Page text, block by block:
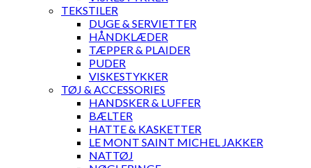
TEKSTILER
DUGE & SERVIETTER
HÅNDKLÆDER
TÆPPER & PLAIDER
PUDER
VISKESTYKKER
TØJ & ACCESSORIES
HANDSKER & LUFFER
BÆLTER
HATTE & KASKETTER
LE MONT SAINT MICHEL JAKKER
NATTØJ